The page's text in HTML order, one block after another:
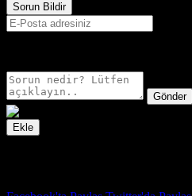
Sorun Bildir
Gönder
Ekle